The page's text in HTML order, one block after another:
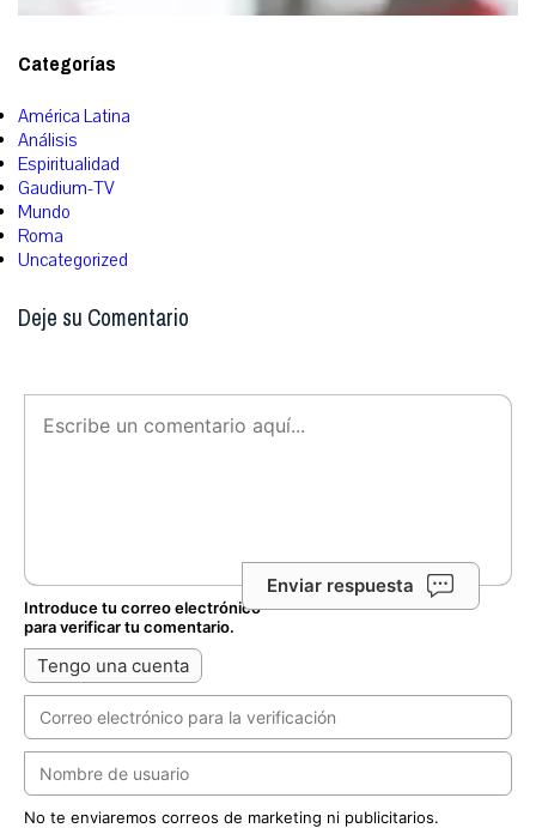
Categorías
América Latina
Análisis
Espiritualidad
Gaudium-TV
Mundo
Roma
Uncategorized
Deje su Comentario
Enviar respuesta
Introduce tu correo electrónico
para verificar tu comentario.
Tengo una cuenta
No te enviaremos correos de marketing ni publicitarios.